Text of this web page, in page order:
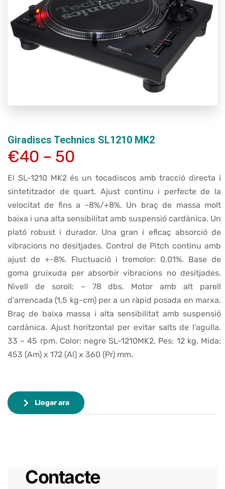
Giradiscs Technics SL1210 MK2
€40 – 50
El SL-1210 MK2 és un tocadiscos amb tracció directa i
sintetitzador de quart. Ajust continu i perfecte de la
velocitat de fins a -8%/+8%. Un braç de massa molt
baixa i una alta sensibilitat amb suspensió cardànica. Un
plató robust i durador. Una gran i eficaç absorció de
vibracions no desitjades. Control de Pitch continu amb
ajust de +-8%. Fluctuació i tremolor: 0,01%. Base de
goma gruixuda per absorbir vibracions no desitjades.
Nivell de soroll: – 78 dbs. Motor amb alt parell
d’arrencada (1,5 kg-cm) per a un ràpid posada en marxa.
Braç de baixa massa i alta sensibilitat amb suspensió
cardànica. Ajust horitzontal per evitar salts de l’agulla.
33 – 45 rpm. Color: negre SL-1210MK2. Pes: 12 kg. Mida:
453 (Am) x 172 (Al) x 360 (Pr) mm.
Llogar ara
Contacte